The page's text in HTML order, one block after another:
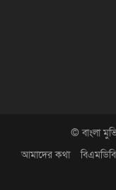
© বাংলা
আমাদের কথা